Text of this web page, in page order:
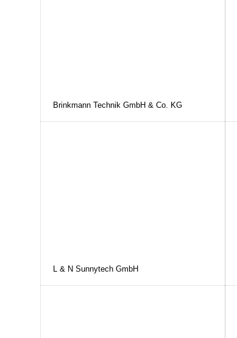
Brinkmann Technik GmbH & Co. KG
L & N Sunnytech GmbH